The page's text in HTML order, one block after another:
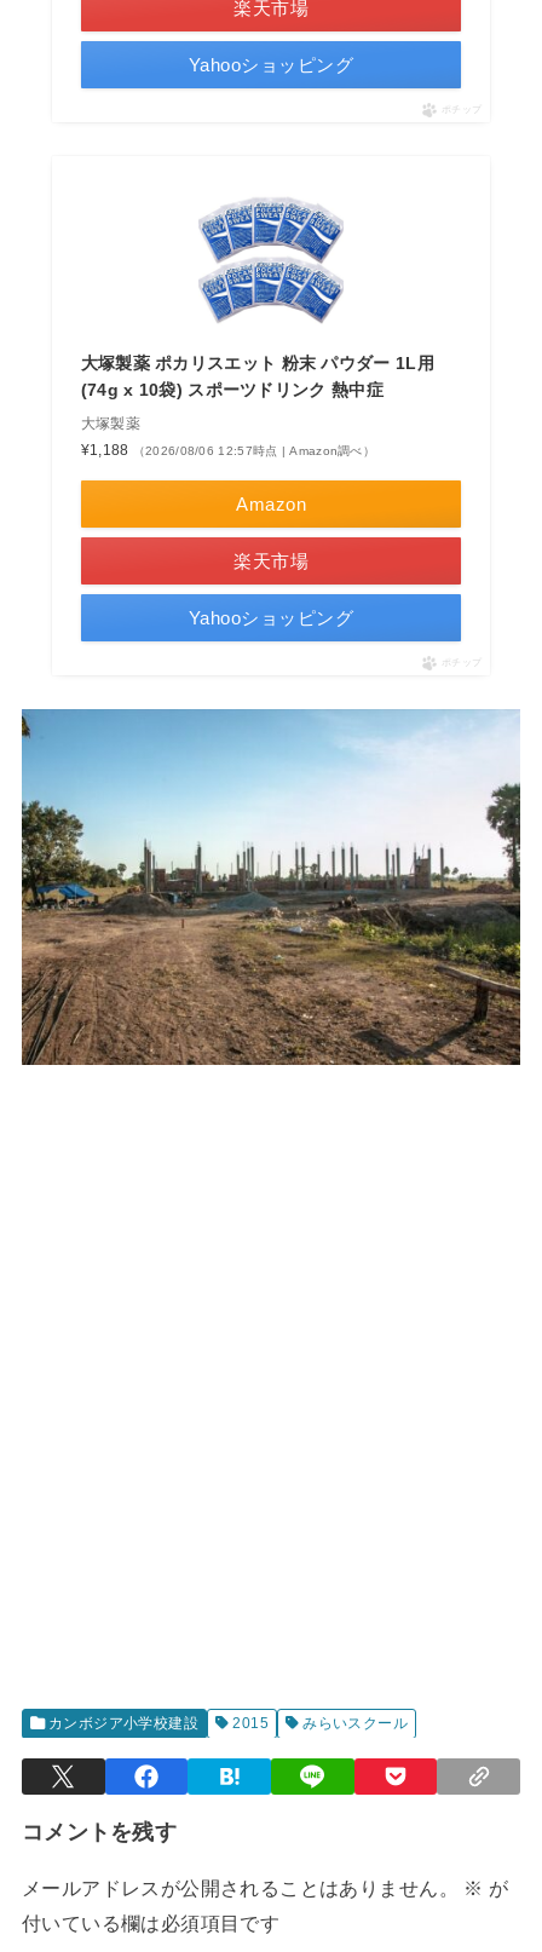
楽天市場
Yahooショッピング
ポチップ
大塚製薬 ポカリスエット 粉末 パウダー 1L用
(74g x 10袋) スポーツドリンク 熱中症
大塚製薬
¥1,188
（2026/08/06 12:57時点 | Amazon調べ）
Amazon
楽天市場
Yahooショッピング
ポチップ
カンボジア小学校建設 2015 みらいスクール
コメントを残す
メールアドレスが公開されることはありません。 ※ が
付いている欄は必須項目です